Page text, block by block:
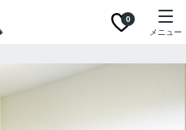
0
メニュー